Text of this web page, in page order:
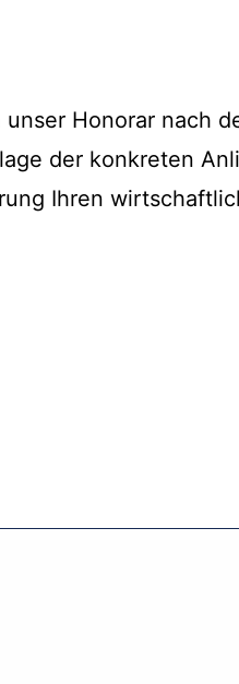
Honorar nach
der konkreten
Ihren